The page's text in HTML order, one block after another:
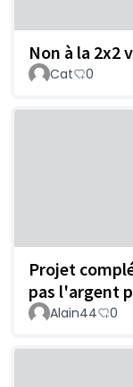
Non à la 2x2
Cat 0
Projet
pas l'argent
Alain44 0